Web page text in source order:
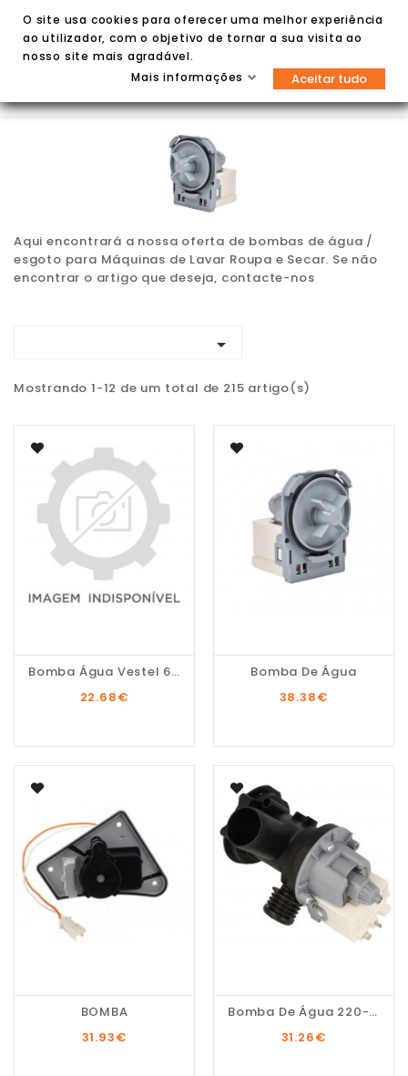

Aqui encontrará a nossa oferta de bombas de água /
esgoto para Máquinas de Lavar Roupa e Secar. Se não
encontrar o artigo que deseja, contacte-nos

Mostrando 1-12 de um total de 215 artigo(s)
Bomba Água Vestel 63VE501
22.68€
Bomba De Água
38.38€
BOMBA
31.93€
Bomba De Água 220-240V...
31.26€
O site usa cookies para oferecer uma melhor experiência
ao utilizador, com o objetivo de tornar a sua visita ao
nosso site mais agradável.
Mais informações
Aceitar tudo